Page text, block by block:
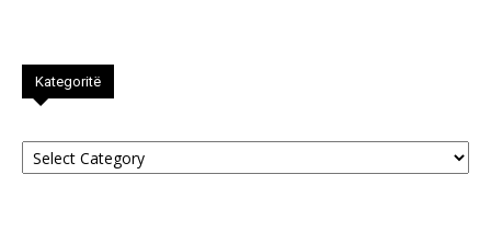
Kategoritë
Kategoritë